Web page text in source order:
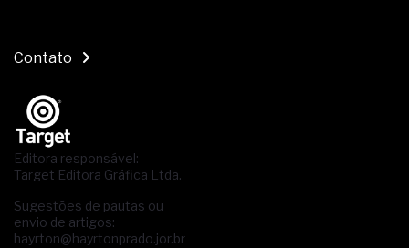
Contato
Editora responsável:
Target Editora Gráfica Ltda.
Sugestões de pautas ou
envio de artigos:
hayrton@hayrtonprado.jor.br